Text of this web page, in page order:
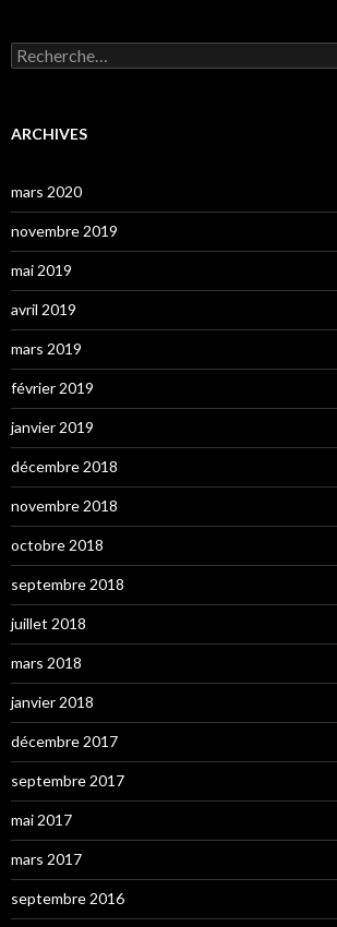
Rechercher :
ARCHIVES
mars 2020
novembre 2019
mai 2019
avril 2019
mars 2019
février 2019
janvier 2019
décembre 2018
novembre 2018
octobre 2018
septembre 2018
juillet 2018
mars 2018
janvier 2018
décembre 2017
septembre 2017
mai 2017
mars 2017
septembre 2016